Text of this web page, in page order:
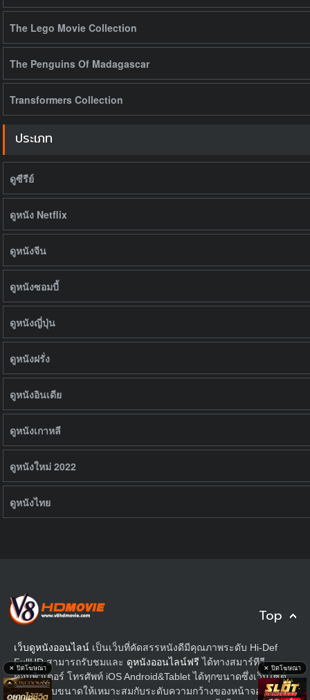
ประเภท
ดูซีรีย์
ดูหนัง Netflix
ดูหนังจีน
ดูหนังซอมบี้
ดูหนังญี่ปุ่น
ดูหนังฝรั่ง
ดูหนังอินเดีย
ดูหนังเกาหลี
ดูหนังใหม่ 2022
ดูหนังไทย
✕ ปิดโฆษณา ✕ ปิดโฆษณา
The Lego Movie Collection
The Penguins Of Madagascar
Transformers Collection
Top
เว็บดูหนังออนไลน์ เป็นเว็บที่คัดสรรหนังดีมีคุณภาพระดับ Hi-Def
FullHD สามารถรับชมและ ดูหนังออนไลน์ฟรี ได้ทางสมาร์ทีวี
คอมพิวเตอร์ โทรศัพท์ iOS Android&Tablet ได้ทุกขนาดซึ่งเว็บไซต์
เราได้ปรับขนาดให้เหมาะสมกับระดับความกว้างของหน้าจอ ทำให้